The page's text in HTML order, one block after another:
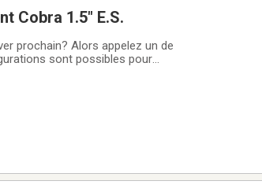
Cobra 1.5" E.S.
prochain? Alors appelez un de
sont possibles pour